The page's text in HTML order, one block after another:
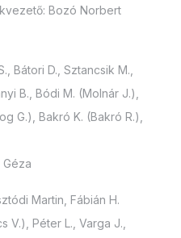
Bozó Norbert
Bátori D., Sztancsik M.,
B., Bódi M. (Molnár J.),
G.), Bakró K. (Bakró R.),
Martin, Fábián H.
V.), Péter L., Varga J.,